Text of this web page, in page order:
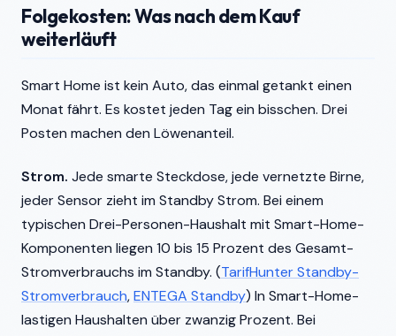
Folgekosten: Was nach dem Kauf
weiterläuft
Smart Home ist kein Auto, das einmal getankt einen
Monat fährt. Es kostet jeden Tag ein bisschen. Drei
Posten machen den Löwenanteil.
Strom. Jede smarte Steckdose, jede vernetzte Birne,
jeder Sensor zieht im Standby Strom. Bei einem
typischen Drei-Personen-Haushalt mit Smart-Home-
Komponenten liegen 10 bis 15 Prozent des Gesamt-
Stromverbrauchs im Standby. (TarifHunter Standby-
Stromverbrauch,ENTEGA Standby) In Smart-Home-
lastigen Haushalten über zwanzig Prozent. Bei